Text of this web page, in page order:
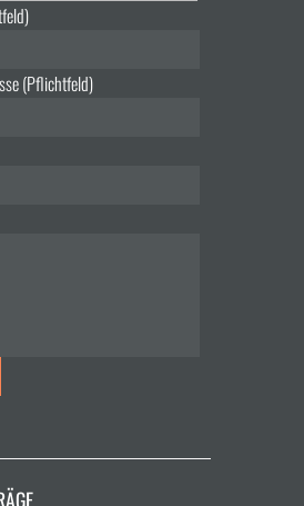
(Pflichtfeld)